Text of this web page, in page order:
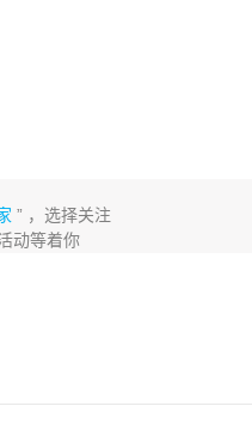
” ，选择关注
动等着你